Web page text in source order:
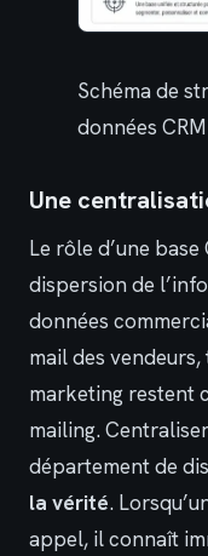
Schéma de
données
Une
Le rôle d’une
dispersion de
données
mail des
marketing restent
mailing.
département de
la vérité.
appel, il connaît